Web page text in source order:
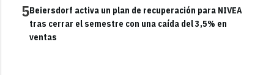
5Beiersdorf activa un plan de recuperación para NIVEA
tras cerrar el semestre con una caída del 3,5% en
ventas